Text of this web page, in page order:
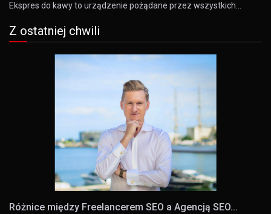
Ekspres do kawy to urządzenie pożądane przez wszystkich…
Z ostatniej chwili
Różnice między Freelancerem SEO a Agencją SEO...